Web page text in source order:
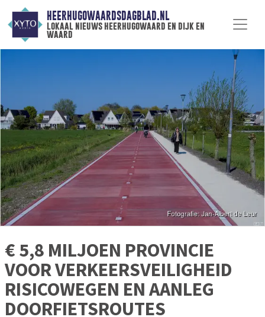
HEERHUGOWAARDSDAGBLAD.NL
lokaal nieuws heerhugowaard en dijk en
waard
€ 5,8 MILJOEN PROVINCIE
VOOR VERKEERSVEILIGHEID
RISICOWEGEN EN AANLEG
DOORFIETSROUTES